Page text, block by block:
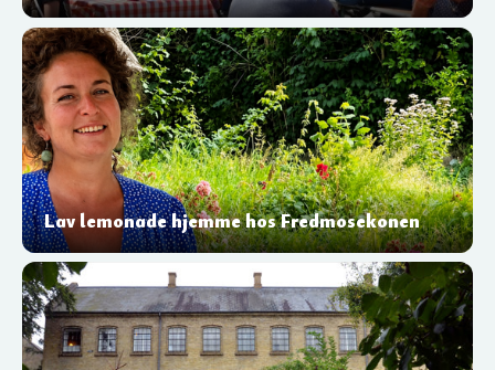
Lav lemonade hjemme hos Fredmosekonen